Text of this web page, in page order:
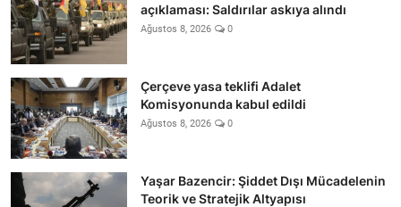
açıklaması: Saldırılar askıya alındı
Ağustos 8, 2026 0
Çerçeve yasa teklifi Adalet
Komisyonunda kabul edildi
Ağustos 8, 2026 0
Yaşar Bazencir: Şiddet Dışı Mücadelenin
Teorik ve Stratejik Altyapısı